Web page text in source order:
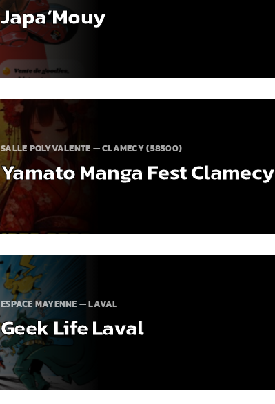
Japa’Mouy
SALLE POLYVALENTE — CLAMECY (58500)
Yamato Manga Fest Clamecy
ESPACE MAYENNE — LAVAL
Geek Life Laval